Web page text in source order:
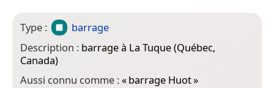
Type :
barrage
Description : barrage à La Tuque (Québec,
Canada)
Aussi connu comme :«barrage Huot»